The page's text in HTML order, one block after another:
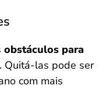
obstáculos para
. Quitá-las pode ser
com mais